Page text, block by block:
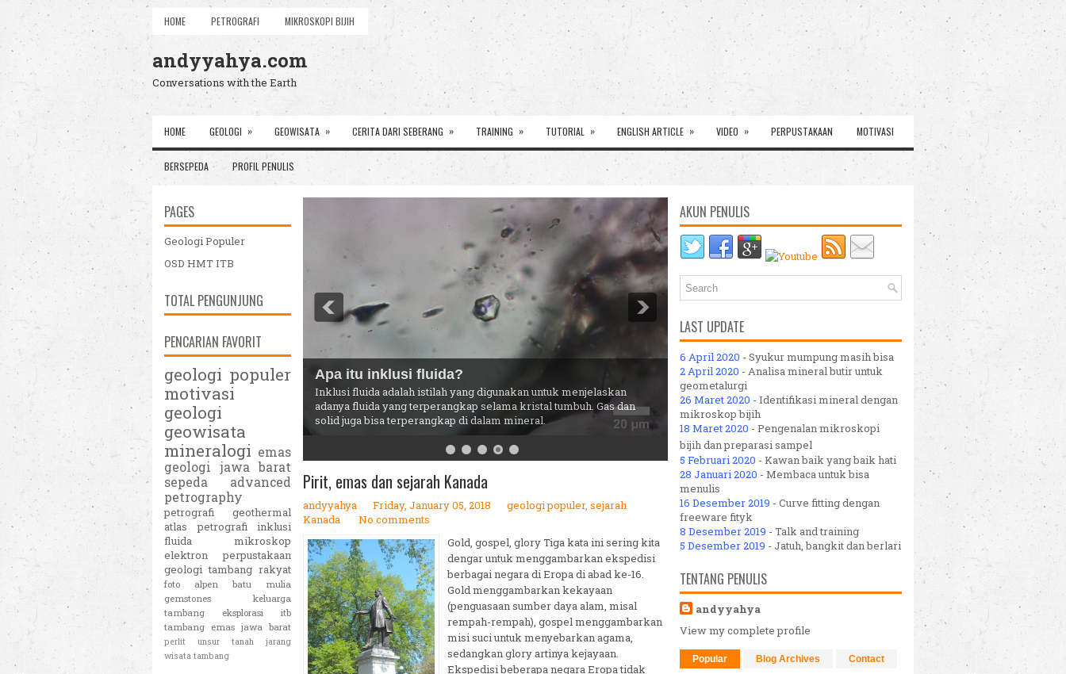
HOME PETROGRAFI MIKROSKOPI BIJIH
andyyahya.com
Conversations with the Earth
HOME GEOLOGI » GEOWISATA » CERITA DARI SEBERANG » TRAINING » TUTORIAL » ENGLISH ARTICLE » VIDEO » PERPUSTAKAAN MOTIVASI
BERSEPEDA PROFIL PENULIS
Situ Cisanti di Pengalengan, Bandung
50 km dari Bandung, Situ Cisanti terkenal karena menjadi sumber
mata air sungai Citarum
2 3 4
Pirit, emas dan sejarah Kanada
andyyahya Friday, January 05, 2018 geologi populer, sejarah
Kanada
No comments
Gold, gospel, glory Tiga kata ini sering kita
dengar untuk menggambarkan ekspedisi
berbagai negara di Eropa di abad ke-16.
Gold menggambarkan kekayaan
(penguasaan sumber daya alam, misal
rempah-rempah), gospel menggambarkan
misi suci untuk menyebarkan agama,
sedangkan glory artinya kejayaan.
Ekspedisi beberapa negara Eropa tidak
PAGES
Geologi Populer
OSD HMT ITB
TOTAL PENGUNJUNG
PENCARIAN FAVORIT
geologi populer
motivasi
geologi
geowisata
mineralogi emas
geologi jawa barat
sepeda
advanced
petrography
petrografi
geothermal
atlas petrografi
inklusi
fluida
mikroskop
elektron
perpustakaan
geologi tambang rakyat
foto alpen
batu mulia
gemstones
keluarga
tambang eksplorasi itb
tambang emas jawa barat
perlit
unsur tanah jarang
wisata tambang
AKUN PENULIS
LAST UPDATE
6 April 2020 - Syukur mumpung masih bisa
2 April 2020 - Analisa mineral butir untuk
geometalurgi
26 Maret 2020 - Identifikasi mineral dengan
mikroskop bijih
18 Maret 2020 - Pengenalan mikroskopi
bijih dan preparasi sampel
5 Februari 2020 - Kawan baik yang baik hati
28 Januari 2020 - Membaca untuk bisa
menulis
16 Desember 2019 - Curve fitting dengan
freeware fityk
8 Desember 2019 - Talk and training
5 Desember 2019 - Jatuh, bangkit dan berlari
TENTANG PENULIS
andyyahya
View my complete profile
Popular Blog Archives Contact